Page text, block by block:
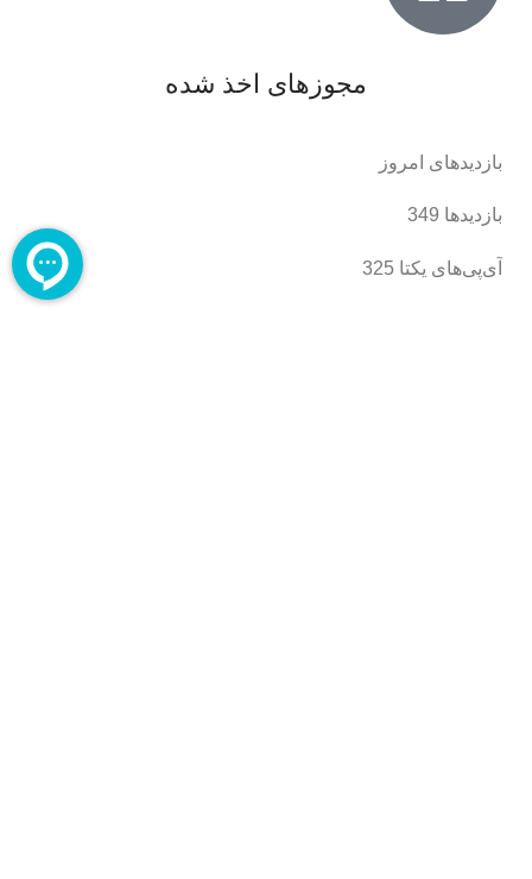
مجوزهای اخذ شده
بازدیدهای امروز
بازدیدها 349
آی‌پی‌های یکتا 325